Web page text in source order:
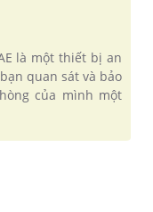
là một thiết bị an
quan sát và bảo
của mình một